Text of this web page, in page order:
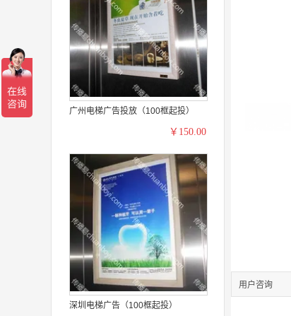
广州电梯广告投放（100框起投）
￥150.00
深圳电梯广告（100框起投）
用户咨询